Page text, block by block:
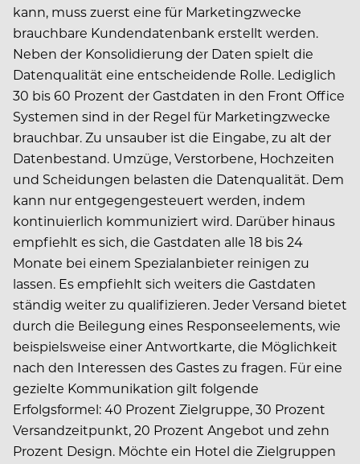
kann, muss zuerst eine für Marketingzwecke
brauchbare Kundendatenbank erstellt werden.
Neben der Konsolidierung der Daten spielt die
Datenqualität eine entscheidende Rolle. Lediglich
30 bis 60 Prozent der Gastdaten in den Front Office
Systemen sind in der Regel für Marketingzwecke
brauchbar. Zu unsauber ist die Eingabe, zu alt der
Datenbestand. Umzüge, Verstorbene, Hochzeiten
und Scheidungen belasten die Datenqualität. Dem
kann nur entgegengesteuert werden, indem
kontinuierlich kommuniziert wird. Darüber hinaus
empfiehlt es sich, die Gastdaten alle 18 bis 24
Monate bei einem Spezialanbieter reinigen zu
lassen. Es empfiehlt sich weiters die Gastdaten
ständig weiter zu qualifizieren. Jeder Versand bietet
durch die Beilegung eines Responseelements, wie
beispielsweise einer Antwortkarte, die Möglichkeit
nach den Interessen des Gastes zu fragen. Für eine
gezielte Kommunikation gilt folgende
Erfolgsformel: 40 Prozent Zielgruppe, 30 Prozent
Versandzeitpunkt, 20 Prozent Angebot und zehn
Prozent Design. Möchte ein Hotel die Zielgruppen